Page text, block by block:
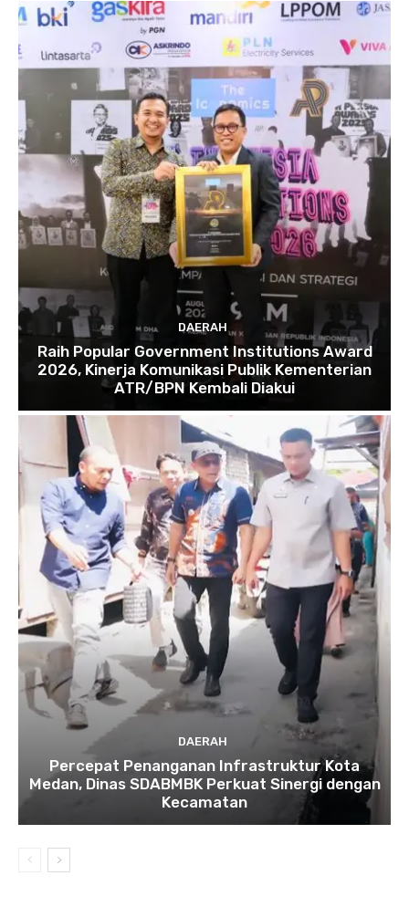
DAERAH
Raih Popular Government Institutions Award
2026, Kinerja Komunikasi Publik Kementerian
ATR/BPN Kembali Diakui
DAERAH
Percepat Penanganan Infrastruktur Kota
Medan, Dinas SDABMBK Perkuat Sinergi dengan
Kecamatan